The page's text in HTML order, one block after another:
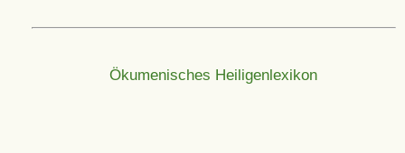
Ökumenisches Heiligenlexikon